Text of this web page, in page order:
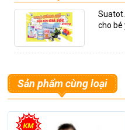
cho bé
Sản phẩm cùng loại